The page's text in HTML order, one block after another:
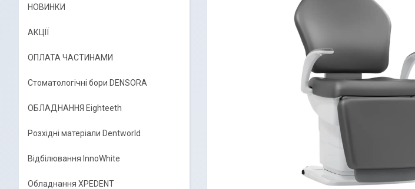
НОВИНКИ
АКЦІЇ
ОПЛАТА ЧАСТИНАМИ
Стоматологічні бори DENSORA
ОБЛАДНАННЯ Eighteeth
Розхідні матеріали Dentworld
Відбілювання InnoWhite
Обладнання XPEDENT